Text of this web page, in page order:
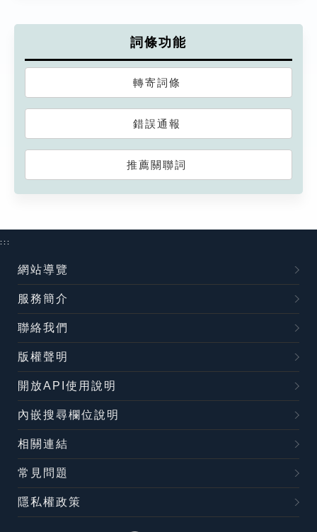
詞條功能
轉寄詞條
錯誤通報
推薦關聯詞
:::
網站導覽
服務簡介
聯絡我們
版權聲明
開放API使用說明
內嵌搜尋欄位說明
相關連結
常見問題
隱私權政策